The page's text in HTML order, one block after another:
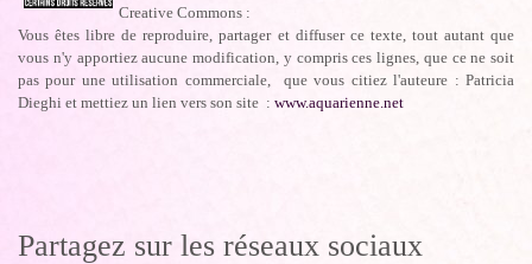
Creative Commons :
Vous êtes libre de reproduire, partager et diffuser ce texte, tout autant que
vous n'y apportiez aucune modification, y compris ces lignes, que ce ne soit
pas pour une utilisation commerciale, que vous citiez l'auteure : Patricia
Dieghi et mettiez un lien vers son site : www.aquarienne.net
Partagez sur les réseaux sociaux